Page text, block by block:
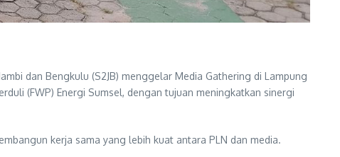
dan Bengkulu (S2JB) menggelar Media Gathering di Lampung
(FWP) Energi Sumsel, dengan tujuan meningkatkan sinergi
kerja sama yang lebih kuat antara PLN dan media.